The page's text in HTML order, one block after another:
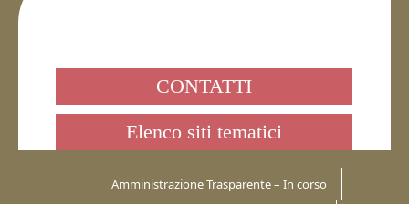
CONTATTI
Elenco siti tematici
Amministrazione Trasparente – In corso